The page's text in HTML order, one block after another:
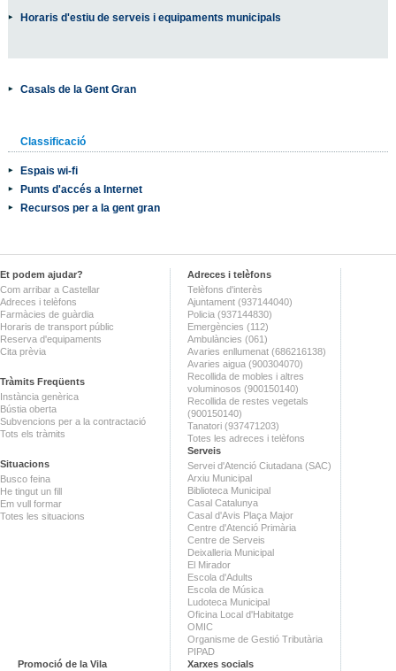
Horaris d'estiu de serveis i equipaments municipals
Casals de la Gent Gran
Classificació
Espais wi-fi
Punts d'accés a Internet
Recursos per a la gent gran
Et podem ajudar?
Com arribar a Castellar
Adreces i telèfons
Farmàcies de guàrdia
Horaris de transport públic
Reserva d'equipaments
Cita prèvia
Tràmits Freqüents
Instància genèrica
Bústia oberta
Subvencions per a la contractació
Tots els tràmits
Situacions
Busco feina
He tingut un fill
Em vull formar
Totes les situacions
Adreces i telèfons
Telèfons d'interès
Ajuntament (937144040)
Policia (937144830)
Emergències (112)
Ambulàncies (061)
Avaries enllumenat (686216138)
Avaries aigua (900304070)
Recollida de mobles i altres
voluminosos (900150140)
Recollida de restes vegetals
(900150140)
Tanatori (937471203)
Totes les adreces i telèfons
Serveis
Servei d'Atenció Ciutadana (SAC)
Arxiu Municipal
Biblioteca Municipal
Casal Catalunya
Casal d'Avis Plaça Major
Centre d'Atenció Primària
Centre de Serveis
Deixalleria Municipal
El Mirador
Escola d'Adults
Escola de Música
Ludoteca Municipal
Oficina Local d'Habitatge
OMIC
Organisme de Gestió Tributària
PIPAD
Promoció de la Vila
Xarxes socials